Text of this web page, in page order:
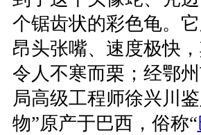
个锯齿状的彩色龟。
昂头张嘴、速度极快
令人不寒而栗；经鄂
局高级工程师徐兴川
物”原产于巴西，俗称“